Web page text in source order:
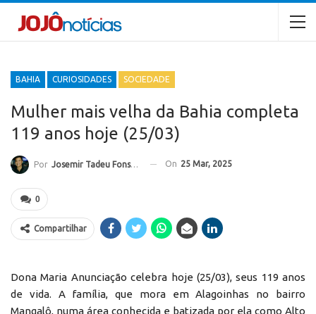
BAHIA CURIOSIDADES SOCIEDADE
Mulher mais velha da Bahia completa
119 anos hoje (25/03)
Por Josemir Tadeu Fonseca On 25 Mar, 2025
0
Compartilhar
Dona Maria Anunciação celebra hoje (25/03), seus 119 anos
de vida. A família, que mora em Alagoinhas no bairro
Mangalô, numa área conhecida e batizada por ela como Alto